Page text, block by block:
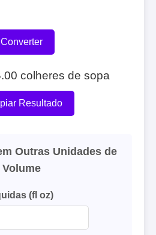
Converter
colheres de sopa
Resultado
Outras Unidades de
Volume
(fl oz)